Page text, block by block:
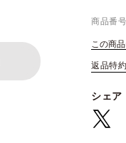
商品番号
この商
返品特
シェア